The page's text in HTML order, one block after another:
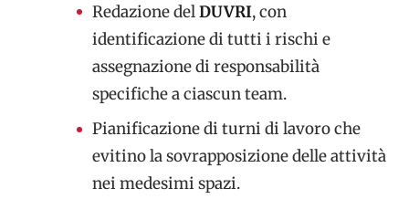
Redazione delDUVRI, con
identificazione di tutti i rischi e
assegnazione di responsabilità
specifiche a ciascun team.
Pianificazione di turni di lavoro che
evitino la sovrapposizione delle attività
nei medesimi spazi.